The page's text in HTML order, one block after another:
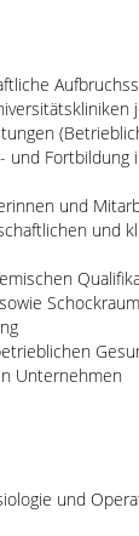
und
und
Unternehmen
und